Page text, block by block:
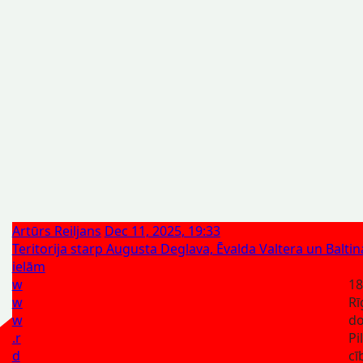
Artūrs Reiljans Dec 11, 2025, 19:33
Teritorija starp Augusta Deglava, Ēvalda Valtera un
ielām
w
w
w
.r
d